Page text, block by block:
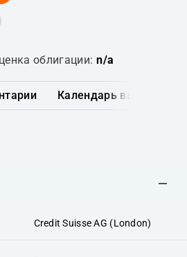
облигации: n/a
Календарь выплат
Credit Suisse AG (London)